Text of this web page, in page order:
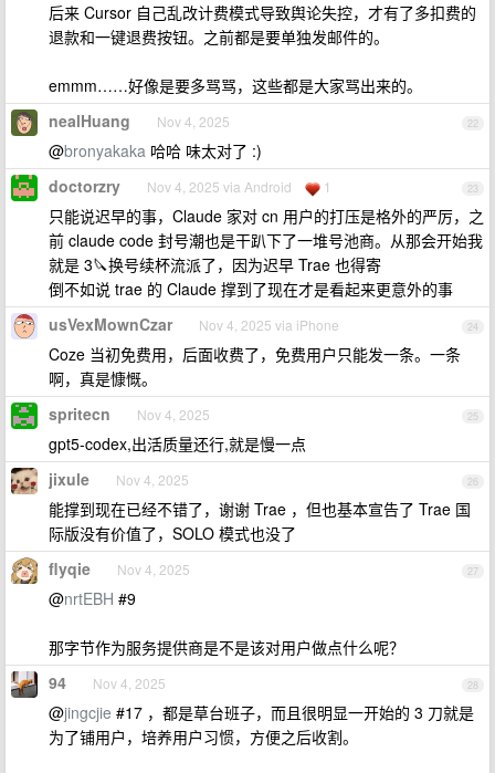
后来 Cursor 自己乱改计费模式导致舆论失控，才有了多扣费的
退款和一键退费按钮。之前都是要单独发邮件的。
emmm……好像是要多骂骂，这些都是大家骂出来的。
22
nealHuang Nov 4, 2025
@bronyakaka 哈哈 味太对了 :)
23
doctorzry Nov 4, 2025 via Android 1
只能说迟早的事，Claude 家对 cn 用户的打压是格外的严厉，之
前 claude code 封号潮也是干趴下了一堆号池商。从那会开始我
就是 3🔪换号续杯流派了，因为迟早 Trae 也得寄
倒不如说 trae 的 Claude 撑到了现在才是看起来更意外的事
24
usVexMownCzar Nov 4, 2025 via iPhone
Coze 当初免费用，后面收费了，免费用户只能发一条。一条
啊，真是慷慨。
25
spritecn Nov 4, 2025
gpt5-codex,出活质量还行,就是慢一点
26
jixule Nov 4, 2025
能撑到现在已经不错了，谢谢 Trae ，但也基本宣告了 Trae 国
际版没有价值了，SOLO 模式也没了
27
flyqie Nov 4, 2025
@nrtEBH #9
那字节作为服务提供商是不是该对用户做点什么呢？
28
94 Nov 4, 2025
@jingcjie #17 ，都是草台班子，而且很明显一开始的 3 刀就是
为了铺用户，培养用户习惯，方便之后收割。